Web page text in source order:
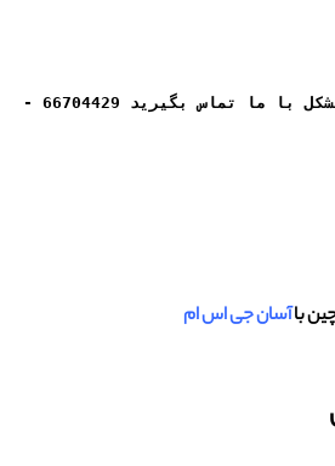
درصورت وجود هرگونه مشکل با ما تماس بگیرید 66704429 -
باآسان جی اس ام